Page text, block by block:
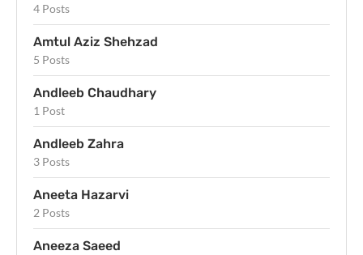
4 Posts
Amtul Aziz Shehzad
5 Posts
Andleeb Chaudhary
1 Post
Andleeb Zahra
3 Posts
Aneeta Hazarvi
2 Posts
Aneeza Saeed